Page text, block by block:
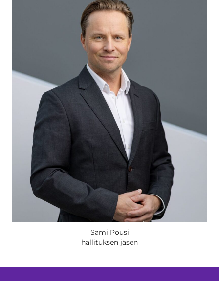
Sami Pousi
hallituksen jäsen